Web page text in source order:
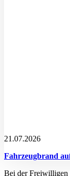
21.07.2026
Fahrzeugbrand
Bei der Freiwilligen